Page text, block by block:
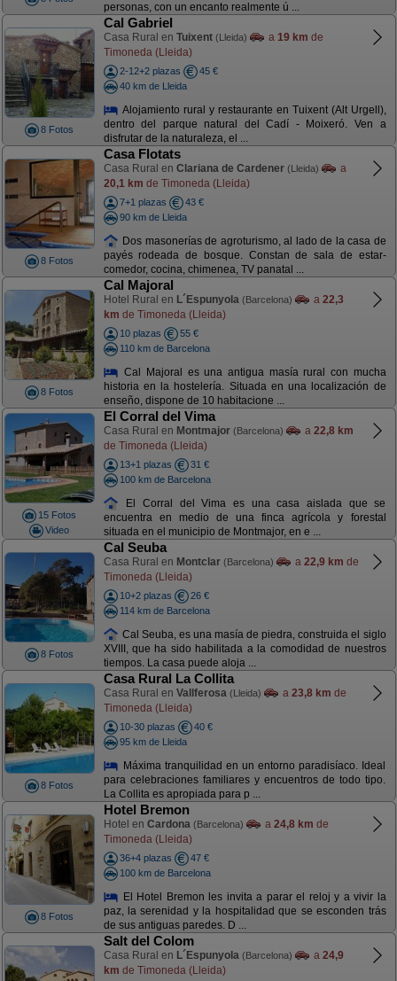
personas, con un encanto realmente ú ...
8 Fotos
Cal Gabriel
Casa Rural en Tuixent (Lleida) a 19 km de
Timoneda (Lleida)
2-12+2 plazas
45 €
40 km de Lleida
Alojamiento rural y restaurante en Tuixent (Alt Urgell),
dentro del parque natural del Cadí - Moixeró. Ven a
disfrutar de la naturaleza, el ...
8 Fotos
Casa Flotats
Casa Rural en Clariana de Cardener (Lleida)
a
20,1 km de Timoneda (Lleida)
7+1 plazas
43 €
90 km de Lleida
Dos masonerías de agroturismo, al lado de la casa de
payés rodeada de bosque. Constan de sala de estar-
comedor, cocina, chimenea, TV panatal ...
8 Fotos
Cal Majoral
Hotel Rural en L´Espunyola (Barcelona) a 22,3
km de Timoneda (Lleida)
10 plazas
55 €
110 km de Barcelona
Cal Majoral es una antigua masía rural con mucha
historia en la hostelería. Situada en una localización de
enseño, dispone de 10 habitacione ...
15 Fotos
Video
El Corral del Vima
Casa Rural en Montmajor (Barcelona) a 22,8 km
de Timoneda (Lleida)
13+1 plazas
31 €
100 km de Barcelona
El Corral del Vima es una casa aislada que se
encuentra en medio de una finca agrícola y forestal
situada en el municipio de Montmajor, en e ...
8 Fotos
Cal Seuba
Casa Rural en Montclar (Barcelona) a 22,9 km de
Timoneda (Lleida)
10+2 plazas
26 €
114 km de Barcelona
Cal Seuba, es una masía de piedra, construida el siglo
XVIII, que ha sido habilitada a la comodidad de nuestros
tiempos. La casa puede aloja ...
8 Fotos
Casa Rural La Collita
Casa Rural en Vallferosa (Lleida) a 23,8 km de
Timoneda (Lleida)
10-30 plazas
40 €
95 km de Lleida
Máxima tranquilidad en un entorno paradisíaco. Ideal
para celebraciones familiares y encuentros de todo tipo.
La Collita es apropiada para p ...
8 Fotos
Hotel Bremon
Hotel en Cardona (Barcelona) a 24,8 km de
Timoneda (Lleida)
36+4 plazas
47 €
100 km de Barcelona
El Hotel Bremon les invita a parar el reloj y a vivir la
paz, la serenidad y la hospitalidad que se esconden trás
de sus antiguas paredes. D ...
Salt del Colom
Casa Rural en L´Espunyola (Barcelona) a 24,9
km de Timoneda (Lleida)